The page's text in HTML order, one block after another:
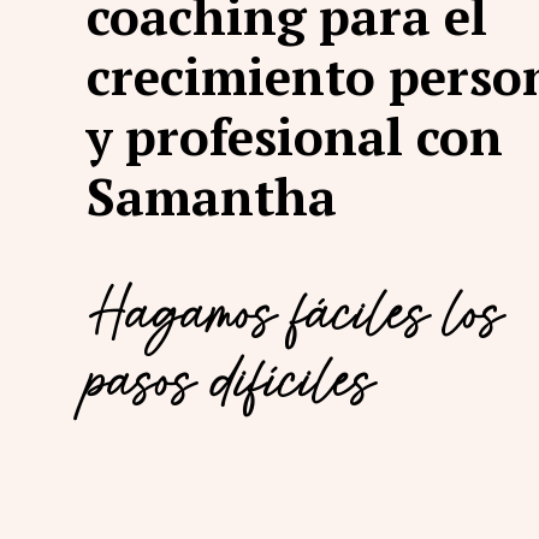
coaching para el
crecimiento
y profesional con
Samantha
Hagamos fáciles los
pasos difíciles